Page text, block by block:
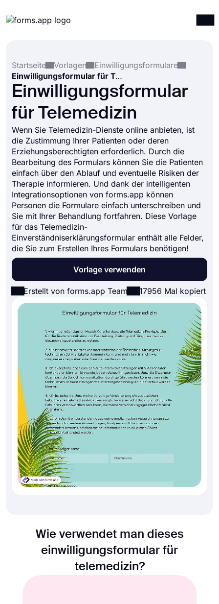
Integrationen
Vorlagen
Ressourcen
Startseite
Vorlagen
Einwilligungsformulare
Einwilligungsformular für Telemedizin
Einwilligungsformular
für Telemedizin
Wenn Sie Telemedizin-Dienste online anbieten, ist
die Zustimmung Ihrer Patienten oder deren
Erziehungsberechtigten erforderlich. Durch die
Bearbeitung des Formulars können Sie die Patienten
einfach über den Ablauf und eventuelle Risiken der
Therapie informieren. Und dank der intelligenten
Integrationsoptionen von forms.app können
Personen die Formulare einfach unterschreiben und
Sie mit Ihrer Behandlung fortfahren. Diese Vorlage
für das Telemedizin-
Einverständniserklärungsformular enthält alle Felder,
die Sie zum Erstellen Ihres Formulars benötigen!
Vorlage verwenden
Erstellt von forms.app Team 17956 Mal kopiert
Wie verwendet man dieses
einwilligungsformular für
telemedizin?